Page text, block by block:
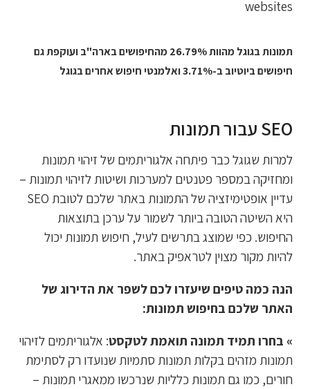
תמונות בגוגל מהוות 26.79% מהחיפושים בארה"ב ועוקפת גם
חיפושים ביוטיוב ב-3.71% ואלמנטי חיפוש אחרים בגוגל
SEO עבור תמונות
למרות שגוגל כבר פיתחה אלגוריתמים של זיהוי תמונות
ומחזיקה במספר פטנטים למערכות ושיטות לזיהוי תמונות –
עדיין אופטימיזציה של התמונות באתר שלכם לטובת SEO
היא השיטה הטובה ביותר לשמור על ערכן בתוצאות
החיפוש. כפי שמוצג בתרשים לעיל, חיפוש תמונות יכול
להיות מקור מצוין לטראפיק באתר.
הנה כמה טיפים שיעזרו לכם לשפר את הדירוג של
האתר שלכם בחיפוש תמונות:
» בחרו תמיד תמונה תואמת לטקסט: אלגוריתמים לזיהוי
תמונות מזהים בקלות תמונות סתמיות שנועדו רק לסתימת
חורים, כמו גם תמונות כלליות שנרכשו ממאגרי תמונות –